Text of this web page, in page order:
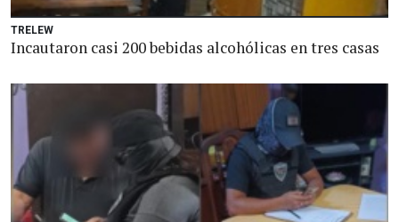
TRELEW
Incautaron casi 200 bebidas alcohólicas en tres casas